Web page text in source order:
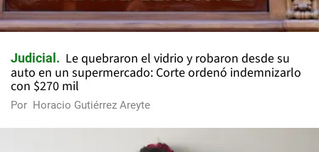
Judicial
Le quebraron el vidrio y robaron desde su
auto en un supermercado: Corte ordenó indemnizarlo
con $270 mil
Por Horacio Gutiérrez Areyte